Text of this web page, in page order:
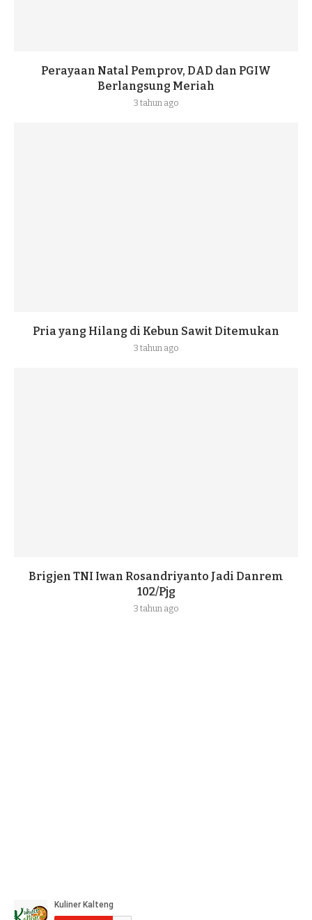
Perayaan Natal Pemprov, DAD dan PGIW
Berlangsung Meriah
3 tahun ago
Pria yang Hilang di Kebun Sawit Ditemukan
3 tahun ago
Brigjen TNI Iwan Rosandriyanto Jadi Danrem
102/Pjg
3 tahun ago